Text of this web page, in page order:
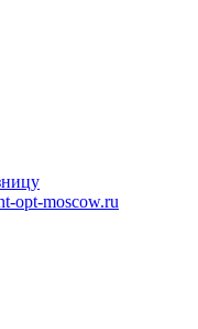
opt-moscow.ru